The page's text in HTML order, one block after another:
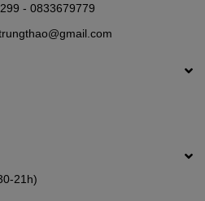
- 0833679779
21h)